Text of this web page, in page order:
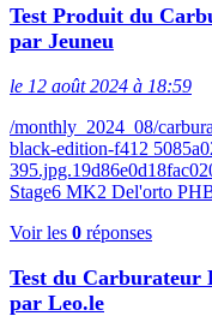
Test Produit du
par Jeuneu
le 12 août 2024 à 18:59
/monthly_2024_08/
black-edition-f412
Stage6 MK2 Del'orto
Voir les 0 réponses
Test du Carburateur
par Leo.le